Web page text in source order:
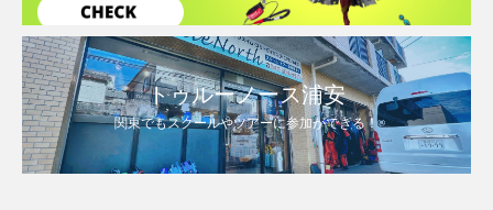
トゥルーノース浦安
関東でもスクールやツアーに参加ができる！